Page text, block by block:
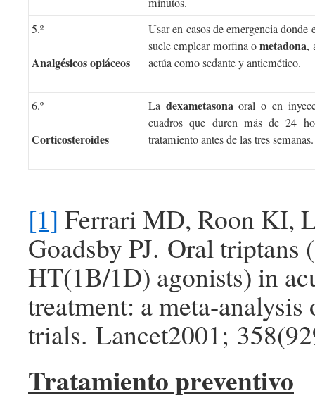
minutos.
5.º
Analgésicos opiáceos
Usar en casos de emergencia
suele emplear morfina ometadona,
actúa como sedante y antiemético.
6.º
Corticosteroides
La dexametasonaoral o en
cuadros que duren más de 24
tratamiento antes de las tres semanas.
[1] Ferrari MD, Roon KI,
Goadsby PJ. Oral triptans
HT(1B/1D) agonists) in
treatment: a meta-analysis
trials. Lancet2001;
Tratamiento preventivo